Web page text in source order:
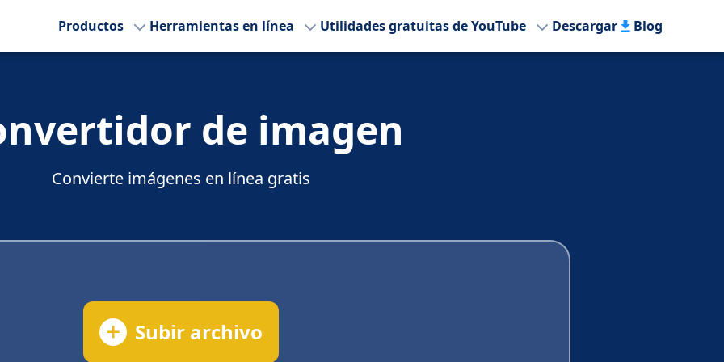
Productos Herramientas en línea Utilidades gratuitas de YouTube Descargar Blog
de imagen
Convierte imágenes en línea gratis
Subir archivo